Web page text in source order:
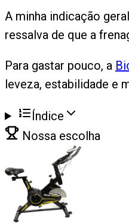
A minha indicação
ressalva de que a
Para gastar pouco, a
leveza, estabilidade e
Índice
Nossa escolha